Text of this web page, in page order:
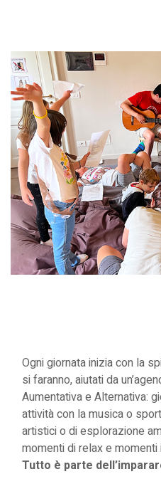
Ogni giornata inizia con la
si faranno, aiutati da
Aumentativa e Alternativa:
attività con la musica o
artistici o di esplorazione
momenti di relax e
Tutto è parte